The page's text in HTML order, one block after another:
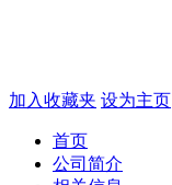
加入收藏夹 设为主页
首页
公司简介